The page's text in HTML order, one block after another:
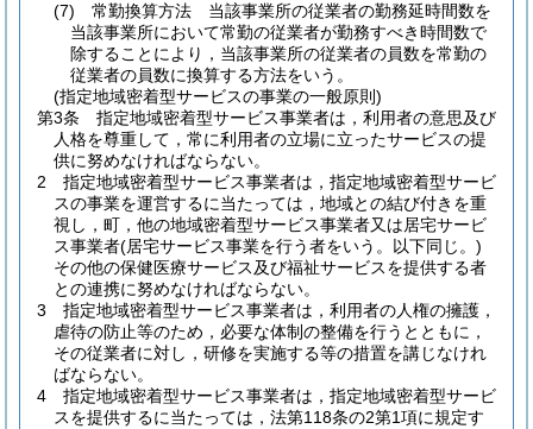
(7)
常勤換算方法 当該事業所の従業者の勤務延時間数を
当該事業所において常勤の従業者が勤務すべき時間数で
除することにより，当該事業所の従業者の員数を常勤の
従業者の員数に換算する方法をいう。
(指定地域密着型サービスの事業の一般原則)
第3条
指定地域密着型サービス事業者は，利用者の意思及び
人格を尊重して，常に利用者の立場に立ったサービスの提
供に努めなければならない。
2
指定地域密着型サービス事業者は，指定地域密着型サービ
スの事業を運営するに当たっては，地域との結び付きを重
視し，町，他の地域密着型サービス事業者又は居宅サービ
ス事業者(居宅サービス事業を行う者をいう。以下同じ。)
その他の保健医療サービス及び福祉サービスを提供する者
との連携に努めなければならない。
3
指定地域密着型サービス事業者は，利用者の人権の擁護，
虐待の防止等のため，必要な体制の整備を行うとともに，
その従業者に対し，研修を実施する等の措置を講じなけれ
ばならない。
4
指定地域密着型サービス事業者は，指定地域密着型サービ
スを提供するに当たっては，法第118条の2第1項に規定す